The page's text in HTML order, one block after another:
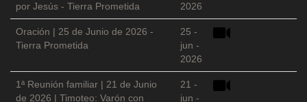
por Jesús - Tierra Prometida
2026
Oración | 25 de Junio de 2026 -
Tierra Prometida
25 -
jun -
2026
1ª Reunión familiar | 21 de Junio
de 2026 | Timoteo: Varón con
21 -
jun -